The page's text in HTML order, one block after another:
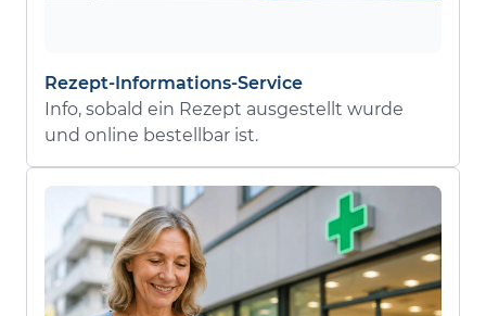
Rezept-Informations-Service
Info, sobald ein Rezept ausgestellt wurde
und online bestellbar ist.